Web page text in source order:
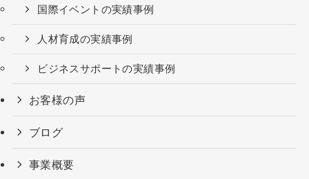
国際イベントの実績事例
人材育成の実績事例
ビジネスサポートの実績事例
お客様の声
ブログ
事業概要